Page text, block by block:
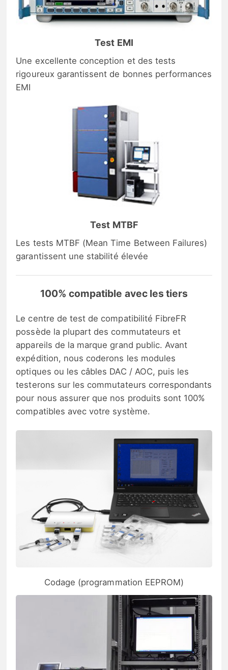
Test EMI
Une excellente conception et des tests
rigoureux garantissent de bonnes performances
EMI
Test MTBF
Les tests MTBF (Mean Time Between Failures)
garantissent une stabilité élevée
100% compatible avec les tiers
Le centre de test de compatibilité FibreFR
possède la plupart des commutateurs et
appareils de la marque grand public. Avant
expédition, nous coderons les modules
optiques ou les câbles DAC / AOC, puis les
testerons sur les commutateurs correspondants
pour nous assurer que nos produits sont 100%
compatibles avec votre système.
Codage (programmation EEPROM)